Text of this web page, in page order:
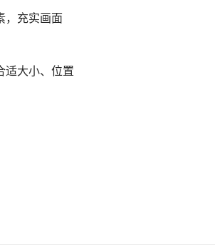
，充实画面
适大小、位置